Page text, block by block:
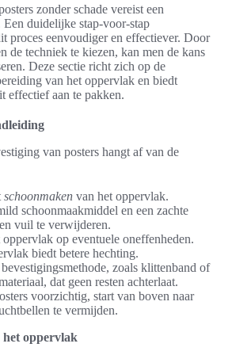
zonder schade vereist een
duidelijke stap-voor-stap
proces eenvoudiger en effectiever. Door
de techniek te kiezen, kan men de kans
Deze sectie richt zich op de
van het oppervlak en biedt
effectief aan te pakken.
van posters hangt af van de
schoonmaken van het oppervlak.
schoonmaakmiddel en een zachte
vuil te verwijderen.
oppervlak op eventuele oneffenheden.
biedt betere hechting.
zoals klittenband of
dat geen resten achterlaat.
voorzichtig, start van boven naar
te vermijden.
oppervlak